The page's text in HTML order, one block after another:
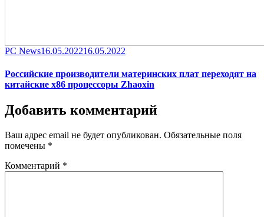
Category
PC NewsPosted
16.05.202216.05.2022
Российские производители материнских плат переходят на
китайские x86 процессоры Zhaoxin
Добавить комментарий
Ваш адрес email не будет опубликован. Обязательные поля
помечены *
Комментарий *